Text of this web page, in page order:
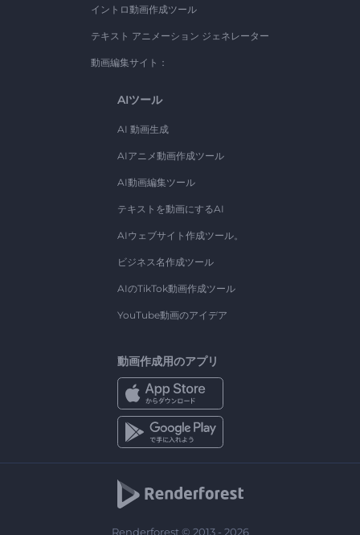
イントロ動画作成ツール
テキスト アニメーション ジェネレーター
動画編集サイト：
AIツール
AI 動画生成
AIアニメ動画作成ツール
AI動画編集ツール
テキストを動画にするAI
AIウェブサイト作成ツール。
ビジネス名作成ツール
AIのTikTok動画作成ツール
YouTube動画のアイデア
動画作成用のアプリ
Renderforest © 2013 - 2026